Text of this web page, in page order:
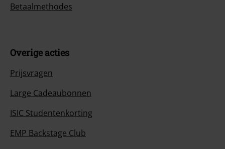
Betaalmethodes
Overige acties
Prijsvragen
Large Cadeaubonnen
ISIC Studentenkorting
EMP Backstage Club